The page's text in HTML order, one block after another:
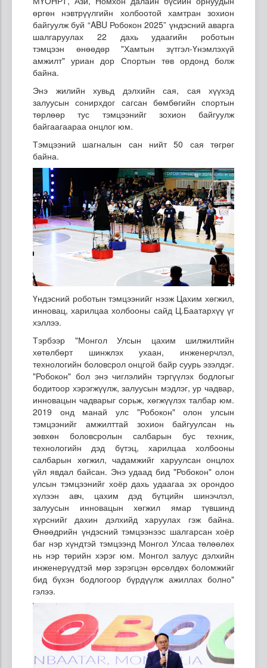
өргөн нэвтрүүлгийн холбоотой хамтран зохион
байгуулж буй “ABU Робокон 2025” үндэсний аварга
шалгаруулах 22 дахь удаагийн роботын
тэмцээн өнөөдөр "Хамтын зүтгэл-Үнэмлэхүй
амжилт" уриан дор Спортын төв ордонд болж
байна.
Энэ жилийн хувьд дэлхийн сая, сая хүүхэд
залуусын сонирхдог сагсан бөмбөгийн спортын
төрлөөр тус тэмцээнийг зохион байгуулж
байгаагаараа онцлог юм.
Тэмцээний шагналын сан нийт 50 сая төгрөг
байна.
Үндэсний роботын тэмцээнийг нээж Цахим хөгжил,
инновац, харилцаа холбооны сайд Ц.Баатархүү үг
хэллээ.
Тэрбээр "Монгол Улсын цахим шилжилтийн
хөтөлбөрт шинжлэх ухаан, инженерчлэл,
технологийн боловсрол онцгой байр суурь эзэлдэг.
"Робокон" бол энэ чиглэлийн тэргүүлэх бодлогыг
бодитоор хэрэгжүүлж, залуусын мэдлэг, ур чадвар,
инновацын чадварыг сорьж, хөгжүүлэх талбар юм.
2019 онд манай улс "Робокон" олон улсын
тэмцээнийг амжилттай зохион байгуулсан нь
зөвхөн боловсролын салбарын бус техник,
технологийн дэд бүтэц, харилцаа холбооны
салбарын хөгжил, чадамжийг харуулсан онцлох
үйл явдал байсан. Энэ удаад бид "Робокон" олон
улсын тэмцээнийг хоёр дахь удаагаа эх орондоо
хүлээн авч, цахим дэд бүтцийн шинэчлэл,
залуусын инновацын хөгжил ямар түвшинд
хүрснийг дахин дэлхийд харуулах гэж байна.
Өнөөдрийн үндэсний тэмцээнээс шалгарсан хоёр
баг нэр хүндтэй тэмцээнд Монгол Улсаа төлөөлөх
нь нэр төрийн хэрэг юм. Монгол залуус дэлхийн
инженерүүдтэй мөр зэрэгцэн өрсөлдөх боломжийг
бид бүхэн бодлогоор бүрдүүлж ажиллах болно"
гэлээ.